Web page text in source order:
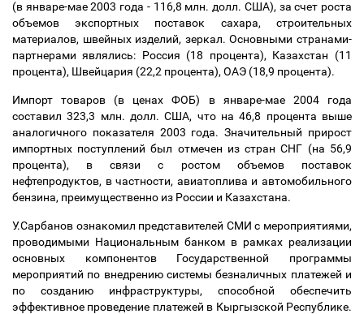
(в январе-мае 2003 года - 116,8 млн. долл. США), за счет роста
объемов экспортных поставок сахара, строительных
материалов, швейных изделий, зеркал. Основными странами-
партнерами являлись: Россия (18 процента), Казахстан (11
процента), Швейцария (22,2 процента), ОАЭ (18,9 процента).
Импорт товаров (в ценах ФОБ) в январе-мае 2004 года
составил 323,3 млн. долл. США, что на 46,8 процента выше
аналогичного показателя 2003 года. Значительный прирост
импортных поступлений был отмечен из стран СНГ (на 56,9
процента), в связи с ростом объемов поставок
нефтепродуктов, в частности, авиатоплива и автомобильного
бензина, преимущественно из России и Казахстана.
У.Сарбанов ознакомил представителей СМИ с мероприятиями,
проводимыми Национальным банком в рамках реализации
основных компонентов Государственной программы
мероприятий по внедрению системы безналичных платежей и
по созданию инфраструктуры, способной обеспечить
эффективное проведение платежей в Кыргызской Республике.